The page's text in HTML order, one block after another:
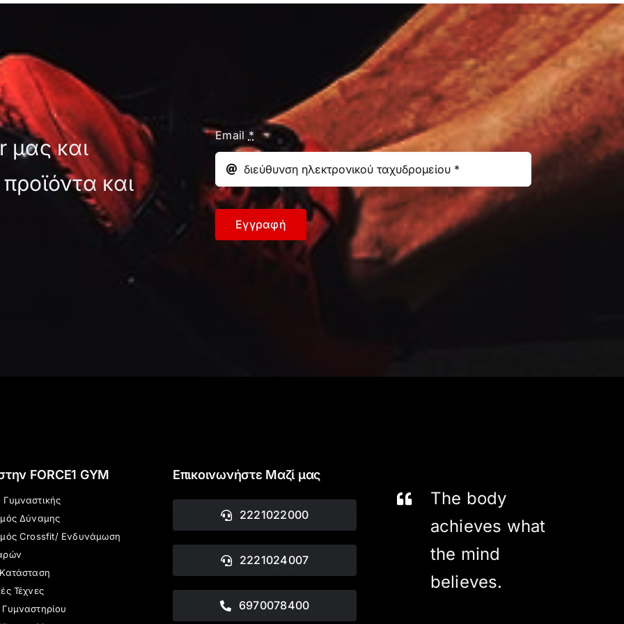
μας και
και
Email *
Εγγραφή
FORCE1 GYM
Δύναμης
Crossfit/ Ενδυνάμωση
Τέχνες
Επικοινωνήστε Μαζί μας
2221022000
2221024007
6970078400
The body
achieves what
the mind
believes.